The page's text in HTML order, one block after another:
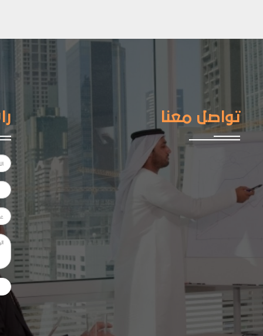
تواصل معنا